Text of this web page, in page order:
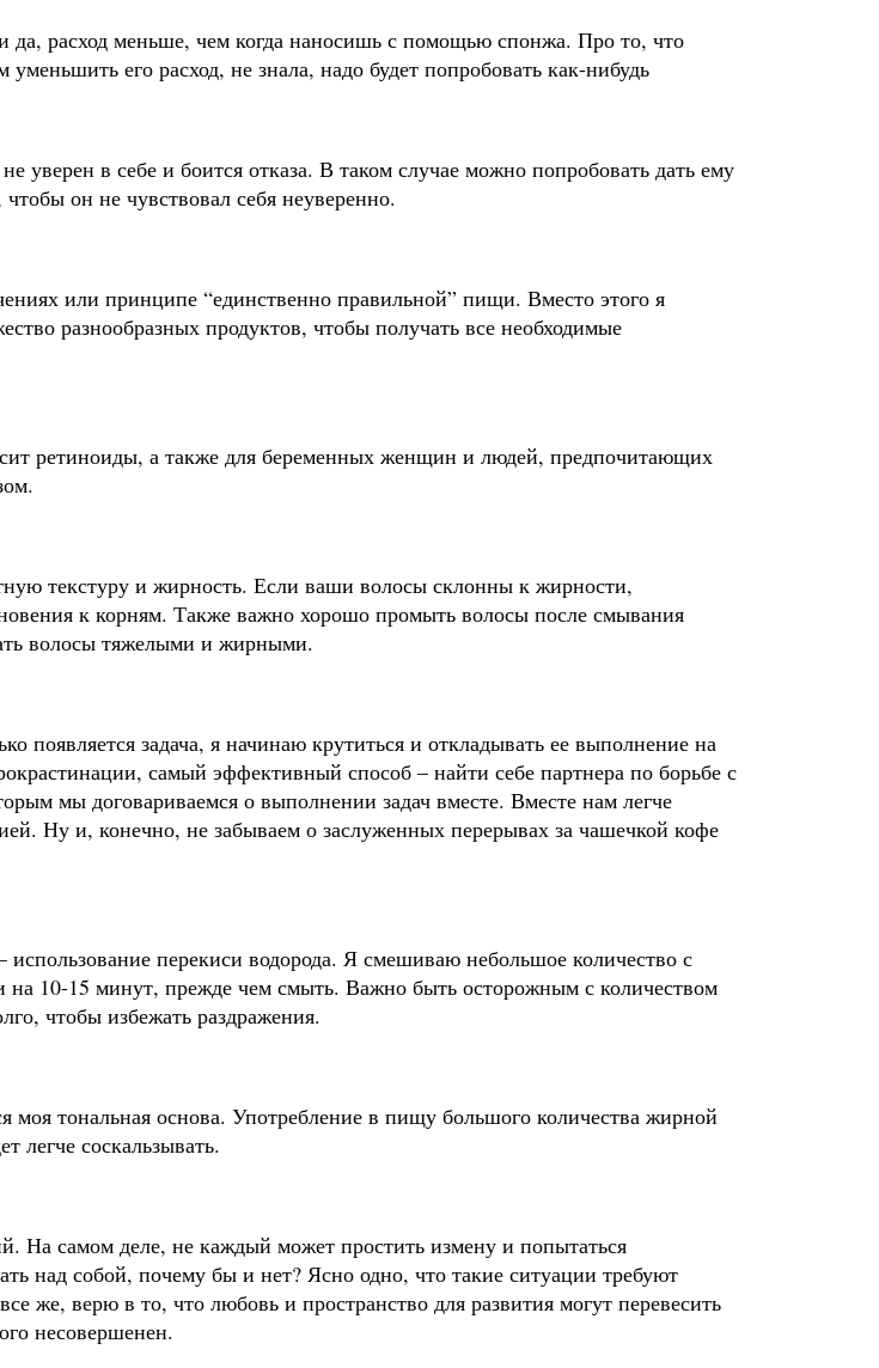
да, расход меньше, чем когда наносишь с помощью спонжа. Про то, что
его расход, не знала, надо будет попробовать как-нибудь
уверен в себе и боится отказа. В таком случае можно попробовать дать ему
он не чувствовал себя неуверенно.
или принципе “единственно правильной” пищи. Вместо этого я
разнообразных продуктов, чтобы получать все необходимые
ретиноиды, а также для беременных женщин и людей, предпочитающих
текстуру и жирность. Если ваши волосы склонны к жирности,
к корням. Также важно хорошо промыть волосы после смывания
волосы тяжелыми и жирными.
появляется задача, я начинаю крутиться и откладывать ее выполнение на
самый эффективный способ – найти себе партнера по борьбе с
мы договариваемся о выполнении задач вместе. Вместе нам легче
Ну и, конечно, не забываем о заслуженных перерывах за чашечкой кофе
перекиси водорода. Я смешиваю небольшое количество с
10-15 минут, прежде чем смыть. Важно быть осторожным с количеством
чтобы избежать раздражения.
моя тональная основа. Употребление в пищу большого количества жирной
соскальзывать.
На самом деле, не каждый может простить измену и попытаться
над собой, почему бы и нет? Ясно одно, что такие ситуации требуют
же, верю в то, что любовь и пространство для развития могут перевесить
несовершенен.